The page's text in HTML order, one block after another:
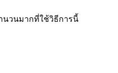
นวนมากที่ใช้วิธีการนี้